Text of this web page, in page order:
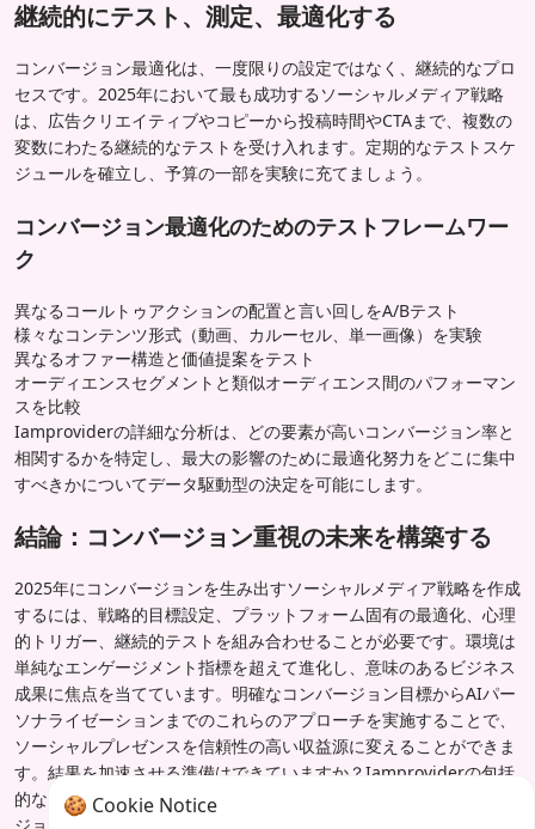
継続的にテスト、測定、最適化する
コンバージョン最適化は、一度限りの設定ではなく、継続的なプロ
セスです。2025年において最も成功するソーシャルメディア戦略
は、広告クリエイティブやコピーから投稿時間やCTAまで、複数の
変数にわたる継続的なテストを受け入れます。定期的なテストスケ
ジュールを確立し、予算の一部を実験に充てましょう。
コンバージョン最適化のためのテストフレームワー
ク
異なるコールトゥアクションの配置と言い回しをA/Bテスト
様々なコンテンツ形式（動画、カルーセル、単一画像）を実験
異なるオファー構造と価値提案をテスト
オーディエンスセグメントと類似オーディエンス間のパフォーマン
スを比較
Iamproviderの詳細な分析は、どの要素が高いコンバージョン率と
相関するかを特定し、最大の影響のために最適化努力をどこに集中
すべきかについてデータ駆動型の決定を可能にします。
結論：コンバージョン重視の未来を構築する
2025年にコンバージョンを生み出すソーシャルメディア戦略を作成
するには、戦略的目標設定、プラットフォーム固有の最適化、心理
的トリガー、継続的テストを組み合わせることが必要です。環境は
単純なエンゲージメント指標を超えて進化し、意味のあるビジネス
成果に焦点を当てています。明確なコンバージョン目標からAIパー
ソナライゼーションまでのこれらのアプローチを実施することで、
ソーシャルプレゼンスを信頼性の高い収益源に変えることができま
す。結果を加速させる準備はできていますか？Iamproviderの包括
的なソーシャルメディアサービスが、どのようにあなたのコンバー
🍪 Cookie Notice